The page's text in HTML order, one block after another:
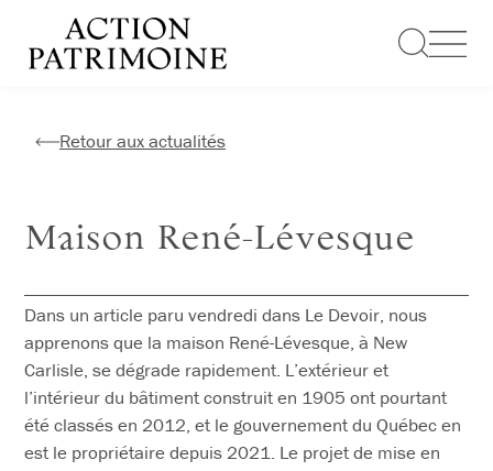
contenu
Retour aux actualités
Maison René-Lévesque
Dans un article paru vendredi dans Le Devoir, nous
apprenons que la maison René-Lévesque, à New
Carlisle, se dégrade rapidement. L’extérieur et
l’intérieur du bâtiment construit en 1905 ont pourtant
été classés en 2012, et le gouvernement du Québec en
est le propriétaire depuis 2021. Le projet de mise en